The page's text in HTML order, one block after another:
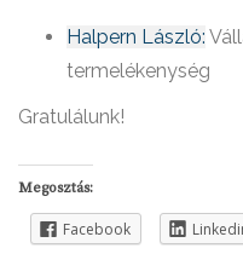
Halpern László:
termelékenység
Gratulálunk!
Megosztás:
Facebook